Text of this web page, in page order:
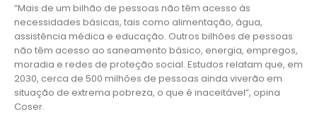
“Mais de um bilhão de pessoas não têm acesso às
necessidades básicas, tais como alimentação, água,
assistência médica e educação. Outros bilhões de pessoas
não têm acesso ao saneamento básico, energia, empregos,
moradia e redes de proteção social. Estudos relatam que, em
2030, cerca de 500 milhões de pessoas ainda viverão em
situação de extrema pobreza, o que é inaceitável”, opina
Coser.